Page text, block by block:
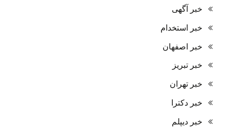
خبر آگهی
خبر استخدام
خبر اصفهان
خبر تبریز
خبر تهران
خبر دکترا
خبر دیپلم